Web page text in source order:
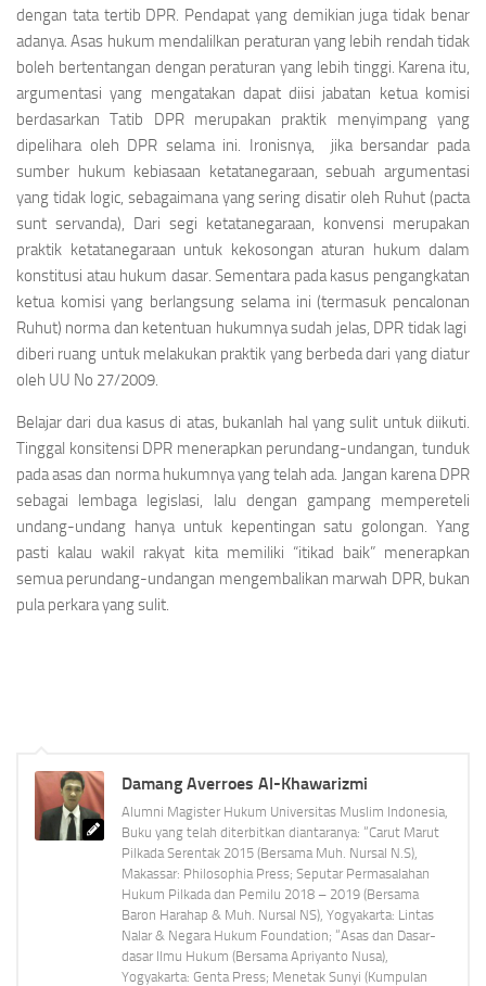
dengan tata tertib DPR. Pendapat yang demikian juga tidak benar
adanya. Asas hukum mendalilkan peraturan yang lebih rendah tidak
boleh bertentangan dengan peraturan yang lebih tinggi. Karena itu,
argumentasi yang mengatakan dapat diisi jabatan ketua komisi
berdasarkan Tatib DPR merupakan praktik menyimpang yang
dipelihara oleh DPR selama ini. Ironisnya, jika bersandar pada
sumber hukum kebiasaan ketatanegaraan, sebuah argumentasi
yang tidak logic, sebagaimana yang sering disatir oleh Ruhut (pacta
sunt servanda), Dari segi ketatanegaraan, konvensi merupakan
praktik ketatanegaraan untuk kekosongan aturan hukum dalam
konstitusi atau hukum dasar. Sementara pada kasus pengangkatan
ketua komisi yang berlangsung selama ini (termasuk pencalonan
Ruhut) norma dan ketentuan hukumnya sudah jelas, DPR tidak lagi
diberi ruang untuk melakukan praktik yang berbeda dari yang diatur
oleh UU No 27/2009.
Belajar dari dua kasus di atas, bukanlah hal yang sulit untuk diikuti.
Tinggal konsitensi DPR menerapkan perundang-undangan, tunduk
pada asas dan norma hukumnya yang telah ada. Jangan karena DPR
sebagai lembaga legislasi, lalu dengan gampang mempereteli
undang-undang hanya untuk kepentingan satu golongan. Yang
pasti kalau wakil rakyat kita memiliki “itikad baik” menerapkan
semua perundang-undangan mengembalikan marwah DPR, bukan
pula perkara yang sulit.
Damang Averroes Al-Khawarizmi
Alumni Magister Hukum Universitas Muslim Indonesia,
Buku yang telah diterbitkan diantaranya: “Carut Marut
Pilkada Serentak 2015 (Bersama Muh. Nursal N.S),
Makassar: Philosophia Press; Seputar Permasalahan
Hukum Pilkada dan Pemilu 2018 – 2019 (Bersama
Baron Harahap & Muh. Nursal NS), Yogyakarta: Lintas
Nalar & Negara Hukum Foundation; “Asas dan Dasar-
dasar Ilmu Hukum (Bersama Apriyanto Nusa),
Yogyakarta: Genta Press; Menetak Sunyi (Kumpulan